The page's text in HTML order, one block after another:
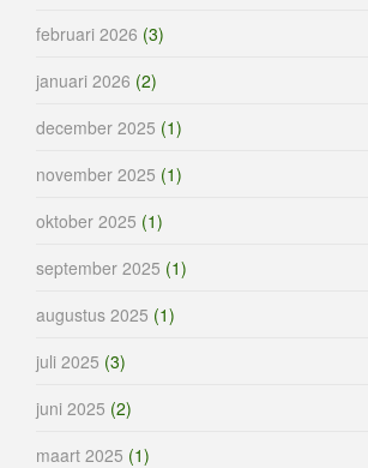
februari 2026 (3)
januari 2026 (2)
december 2025 (1)
november 2025 (1)
oktober 2025 (1)
september 2025 (1)
augustus 2025 (1)
juli 2025 (3)
juni 2025 (2)
maart 2025 (1)